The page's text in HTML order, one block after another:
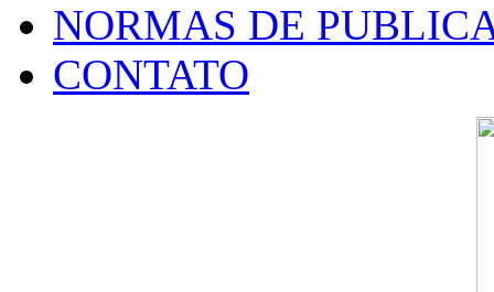
NORMAS DE
CONTATO